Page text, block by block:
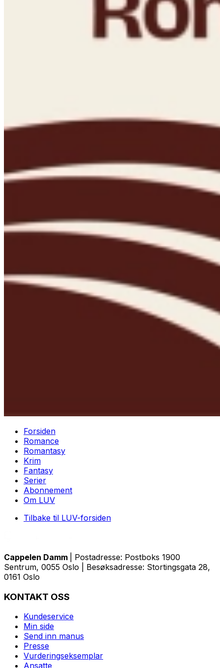
Forsiden
Romance
Romantasy
Krim
Fantasy
Serier
Abonnement
Om LUV
Tilbake til LUV-forsiden
Cappelen Damm
| Postadresse: Postboks 1900
Sentrum, 0055 Oslo | Besøksadresse: Stortingsgata 28,
0161 Oslo
KONTAKT OSS
Kundeservice
Min side
Send inn manus
Presse
Vurderingseksemplar
Ansatte